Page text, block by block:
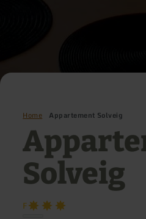
Home Appartement Solveig
Solveig
F